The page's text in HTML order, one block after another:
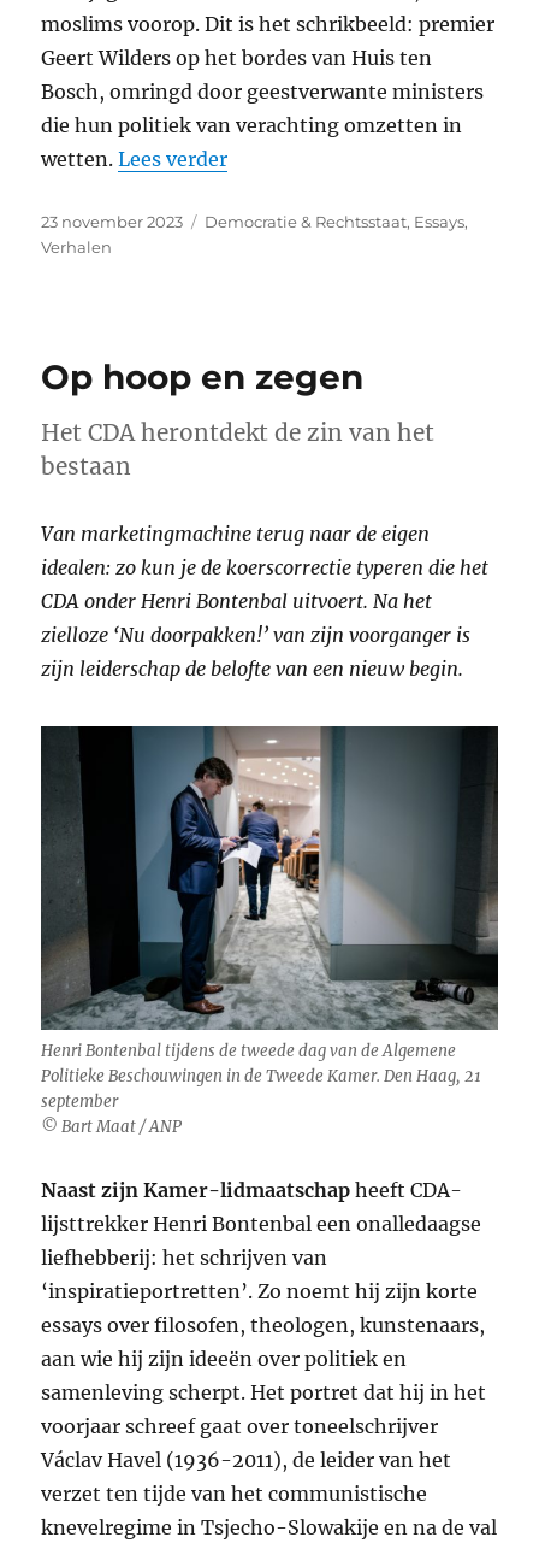
moslims voorop. Dit is het schrikbeeld: premier
Geert Wilders op het bordes van Huis ten
Bosch, omringd door geestverwante ministers
die hun politiek van verachting omzetten in
wetten.Lees verder“De vlag kan halfstok”
Geplaatst
op
23 november 2023 Categorieën
Democratie & Rechtsstaat, Essays,
Verhalen
Op hoop en zegen
Het CDA herontdekt de zin van het
bestaan
Van marketingmachine terug naar de eigen
idealen: zo kun je de koerscorrectie typeren die het
CDA onder Henri Bontenbal uitvoert. Na het
zielloze ‘Nu doorpakken!’ van zijn voorganger is
zijn leiderschap de belofte van een nieuw begin.
Henri Bontenbal tijdens de tweede dag van de Algemene
Politieke Beschouwingen in de Tweede Kamer. Den Haag, 21
september
© Bart Maat / ANP
Naast zijn Kamer-lidmaatschap heeft CDA-
lijsttrekker Henri Bontenbal een onalledaagse
liefhebberij: het schrijven van
‘inspiratieportretten’. Zo noemt hij zijn korte
essays over filosofen, theologen, kunstenaars,
aan wie hij zijn ideeën over politiek en
samenleving scherpt. Het portret dat hij in het
voorjaar schreef gaat over toneelschrijver
Václav Havel (1936-2011), de leider van het
verzet ten tijde van het communistische
knevelregime in Tsjecho-Slowakije en na de val